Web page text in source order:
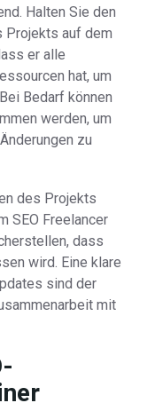
Halten Sie den
Projekts auf dem
er alle
hat, um
Bedarf können
werden, um
zu
des Projekts
SEO Freelancer
dass
wird. Eine klare
sind der
mit